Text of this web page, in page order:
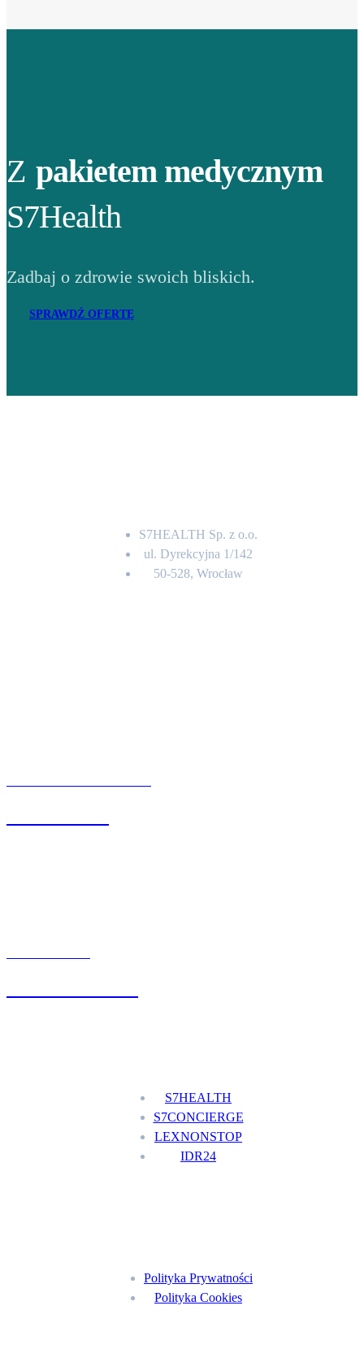
Z pakietem medycznym
S7Health
Zadbaj o zdrowie swoich bliskich.
SPRAWDŹ OFERTĘ
S7HEALTH Sp. z o.o.
ul. Dyrekcyjna 1/142
50-528, Wrocław
S7HEALTH
S7CONCIERGE
LEXNONSTOP
IDR24
Polityka Prywatności
Polityka Cookies